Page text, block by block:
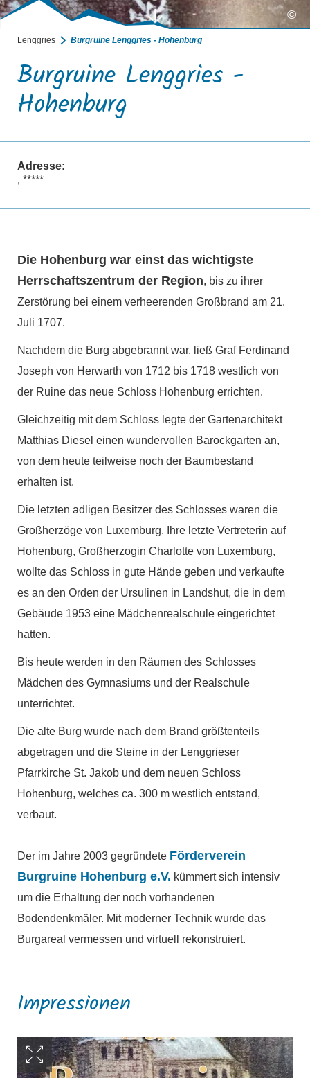
©
Lenggries Burgruine Lenggries - Hohenburg
Burgruine Lenggries -
Hohenburg
Adresse:
, *****
Die Hohenburg war einst das wichtigste
Herrschaftszentrum der Region, bis zu ihrer
Zerstörung bei einem verheerenden Großbrand am 21.
Juli 1707.
Nachdem die Burg abgebrannt war, ließ Graf Ferdinand
Joseph von Herwarth von 1712 bis 1718 westlich von
der Ruine das neue Schloss Hohenburg errichten.
Gleichzeitig mit dem Schloss legte der Gartenarchitekt
Matthias Diesel einen wundervollen Barockgarten an,
von dem heute teilweise noch der Baumbestand
erhalten ist.
Die letzten adligen Besitzer des Schlosses waren die
Großherzöge von Luxemburg. Ihre letzte Vertreterin auf
Hohenburg, Großherzogin Charlotte von Luxemburg,
wollte das Schloss in gute Hände geben und verkaufte
es an den Orden der Ursulinen in Landshut, die in dem
Gebäude 1953 eine Mädchenrealschule eingerichtet
hatten.
Bis heute werden in den Räumen des Schlosses
Mädchen des Gymnasiums und der Realschule
unterrichtet.
Die alte Burg wurde nach dem Brand größtenteils
abgetragen und die Steine in der Lenggrieser
Pfarrkirche St. Jakob und dem neuen Schloss
Hohenburg, welches ca. 300 m westlich entstand,
verbaut.
Der im Jahre 2003 gegründete Förderverein
Burgruine Hohenburg e.V. kümmert sich intensiv
um die Erhaltung der noch vorhandenen
Bodendenkmäler. Mit moderner Technik wurde das
Burgareal vermessen und virtuell rekonstruiert.
Impressionen